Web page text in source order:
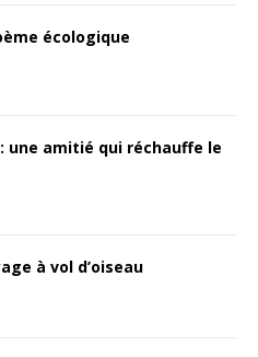
écologique
une amitié qui réchauffe le
à vol d’oiseau